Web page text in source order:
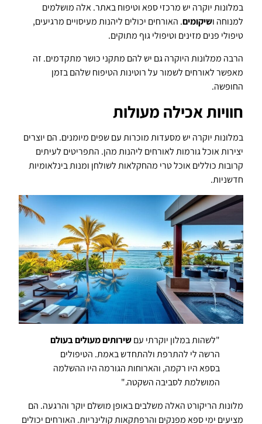
במלונות יוקרה יש מרכזי ספא וטיפוח באתר. אלה מושלמים
למנוחה ושיקומים. האורחים יכולים ליהנות מעיסויים מרגיעים,
טיפולי פנים מזינים וטיפולי גוף מתוקים.
הרבה ממלונות היוקרה גם יש להם מתקני כושר מתקדמים. זה
מאפשר לאורחים לשמור על רוטינות הטיפוח שלהם בזמן
החופשה.
חוויות אכילה מעולות
במלונות יוקרה יש מסעדות מוכרות עם שפים מיומנים. הם יוצרים
יצירות אוכל גורמות לאורחים ליהנות מהן. התפריטים לעיתים
קרובות כוללים אוכל טרי מהחקלאות לשולחן ומנות בינלאומיות
חדשניות.
"לשהות במלון יוקרתי עםשירותים מעולים בעולם
הרשה לי להתרפת ולהתחדש באמת. הטיפולים
בספא היו רקמה, והארוחות הגורמה היו ההשלמה
המושלמת לסביבה השקטה."
מלונות הריקורט האלה משלבים באופן מושלם יוקר והרגעה. הם
מציעים ימי ספא מפנקים והרפתקאות קולינריות. האורחים יכולים